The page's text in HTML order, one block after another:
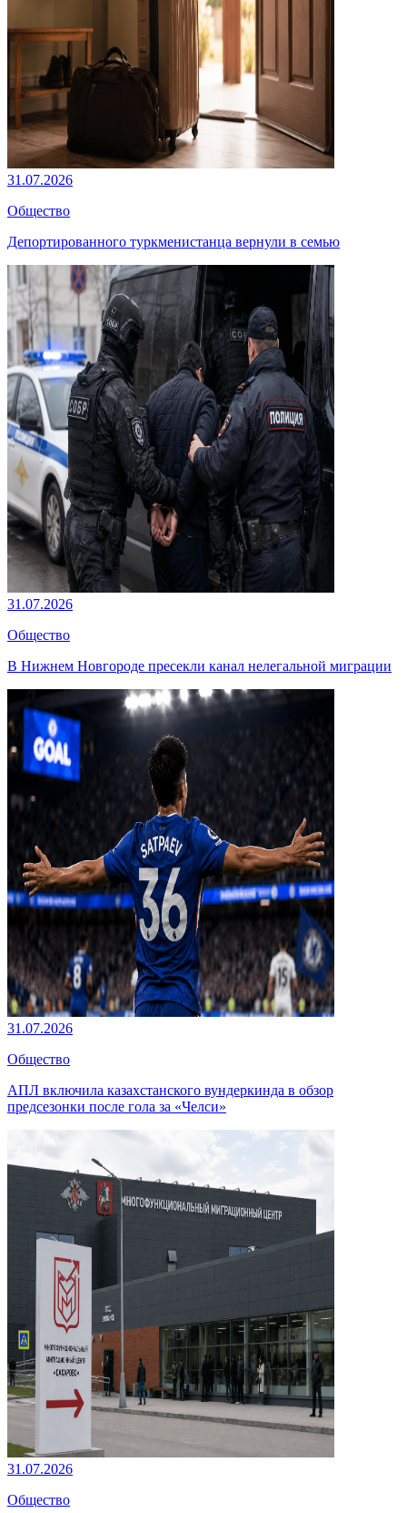
31.07.2026
Общество
Депортированного туркменистанца вернули в семью
31.07.2026
Общество
В Нижнем Новгороде пресекли канал нелегальной миграции
31.07.2026
Общество
АПЛ включила казахстанского вундеркинда в обзор
предсезонки после гола за «Челси»
31.07.2026
Общество